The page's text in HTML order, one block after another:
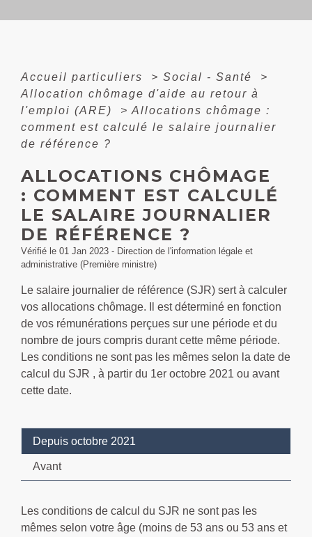
Accueil particuliers > Social - Santé
>
Allocation chômage d'aide au retour à
l'emploi (ARE)
> Allocations chômage :
comment est calculé le salaire journalier
de référence ?
ALLOCATIONS CHÔMAGE
: COMMENT EST CALCULÉ
LE SALAIRE JOURNALIER
DE RÉFÉRENCE ?
Vérifié le 01 Jan 2023 - Direction de l'information légale et
administrative (Première ministre)
Le salaire journalier de référence (SJR) sert à calculer
vos allocations chômage. Il est déterminé en fonction
de vos rémunérations perçues sur une période et du
nombre de jours compris durant cette même période.
Les conditions ne sont pas les mêmes selon la date de
calcul du SJR , à partir du 1er octobre 2021 ou avant
cette date.
Depuis octobre 2021
Avant
Les conditions de calcul du SJR ne sont pas les
mêmes selon votre âge (moins de 53 ans ou 53 ans et